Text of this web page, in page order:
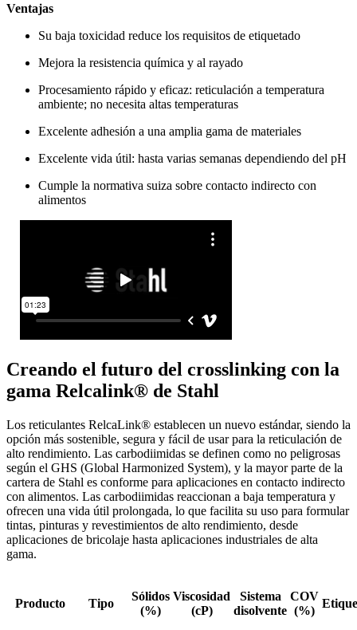
Ventajas
Su baja toxicidad reduce los requisitos de etiquetado
Mejora la resistencia química y al rayado
Procesamiento rápido y eficaz: reticulación a temperatura
ambiente; no necesita altas temperaturas
Excelente adhesión a una amplia gama de materiales
Excelente vida útil: hasta varias semanas dependiendo del pH
Cumple la normativa suiza sobre contacto indirecto con
alimentos
Creando el futuro del crosslinking con la
gama Relcalink® de Stahl
Los reticulantes RelcaLink® establecen un nuevo estándar, siendo la
opción más sostenible, segura y fácil de usar para la reticulación de
alto rendimiento. Las carbodiimidas se definen como no peligrosas
según el GHS (Global Harmonized System), y la mayor parte de la
cartera de Stahl es conforme para aplicaciones en contacto indirecto
con alimentos. Las carbodiimidas reaccionan a baja temperatura y
ofrecen una vida útil prolongada, lo que facilita su uso para formular
tintas, pinturas y revestimientos de alto rendimiento, desde
aplicaciones de bricolaje hasta aplicaciones industriales de alta
gama.
Producto Tipo
Sólidos
(%)
Viscosidad
(cP)
Sistema
disolvente
COV
(%)